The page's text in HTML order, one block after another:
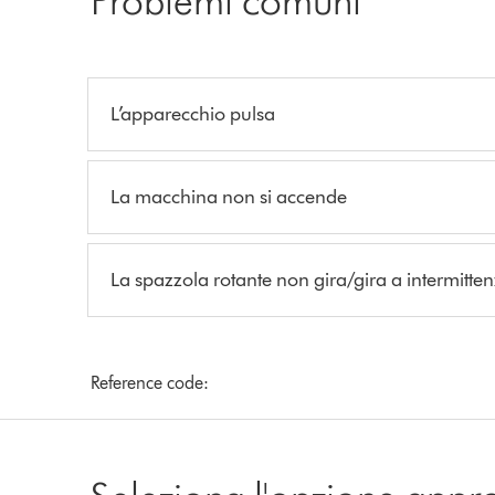
L’apparecchio pulsa
La macchina non si accende
La spazzola rotante non gira/gira a
Reference code: